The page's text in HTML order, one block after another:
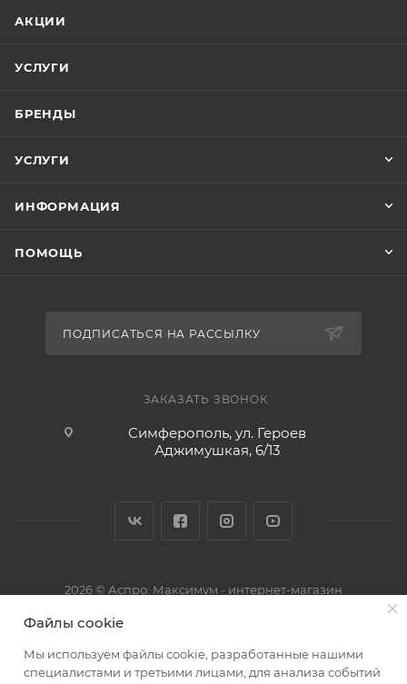
АКЦИИ
УСЛУГИ
БРЕНДЫ
УСЛУГИ
ИНФОРМАЦИЯ
ПОМОЩЬ
ПОДПИСАТЬСЯ НА РАССЫЛКУ
ЗАКАЗАТЬ ЗВОНОК
Симферополь, ул. Героев
Аджимушкая, 6/13
2026 © Аспро: Максимум - интернет-магазин
Файлы cookie
Мы используем файлы cookie, разработанные нашими
специалистами и третьими лицами, для анализа событий